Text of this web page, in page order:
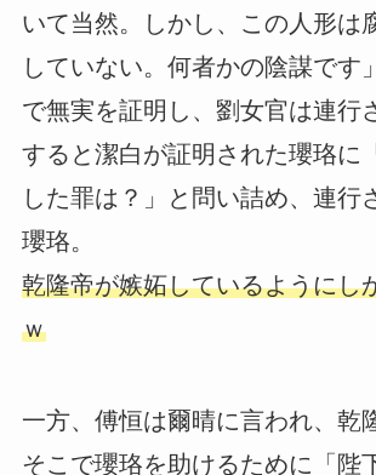
いて当然。しかし、この人形は
していない。何者かの陰謀です
で無実を証明し、劉女官は連行
すると潔白が証明された瓔珞に
した罪は？」と問い詰め、連行
瓔珞。
乾隆帝が嫉妬しているようにし
ｗ
一方、傅恒は爾晴に言われ、乾
そこで瓔珞を助けるために「陛